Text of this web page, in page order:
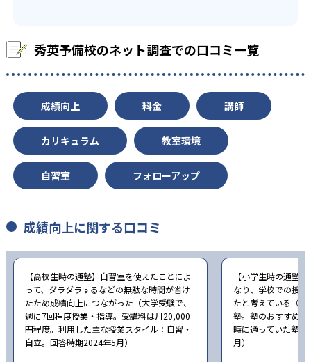
沼津東高校 55 浜松北高校 75
掛川西高校 61 磐田南高校 69
札幌南高校 札幌北高校 17
大学の合格実績
北海道大学 10
東京大学 6 一橋大学 1
名古屋大学 26 京都大学
大阪大学 7
秀英予備校のネット調査での口コミ一覧
成績向上 料金 講師
カリキュラム 教室環境
自習室 フォローアップ
成績向上に関する口コミ
【高校生時の通塾】自習室を使えたことによ
って、ダラダラするなどの無駄な時間が省け
たため成績向上につながった（大学受験で、
週に7回程度授業・指導。受講料は月20,000
円程度。利用した主な授業スタイル：自習・
自立。回答時期2024年5月）
【小学生時の通塾
なり、学校での授
たと考えている（
塾。塾のおすすめ
時に通っていた塾
月）